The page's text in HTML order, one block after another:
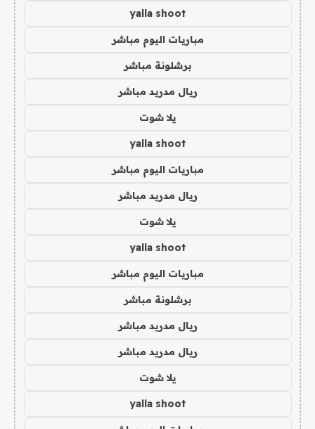
yalla shoot
مباريات اليوم مباشر
برشلونة مباشر
ريال مدريد مباشر
يلا شوت
yalla shoot
مباريات اليوم مباشر
ريال مدريد مباشر
يلا شوت
yalla shoot
مباريات اليوم مباشر
برشلونة مباشر
ريال مدريد مباشر
ريال مدريد مباشر
يلا شوت
yalla shoot